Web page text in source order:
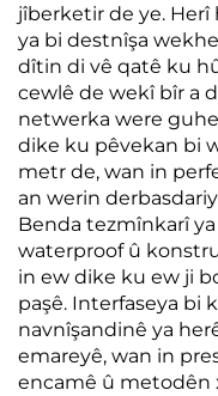
jîberketir de ye.
ya bi destnîşa
dîtin di vê qatê ku
cewlê de wekî bîr a
netwerka were
dike ku pêvekan bi
metr de, wan in
an werin
Benda tezmînkarî
waterproof û
in ew dike ku ew ji
paşê. Interfaseya bi
navnîşandinê ya
emareyê, wan in
encamê û metodên